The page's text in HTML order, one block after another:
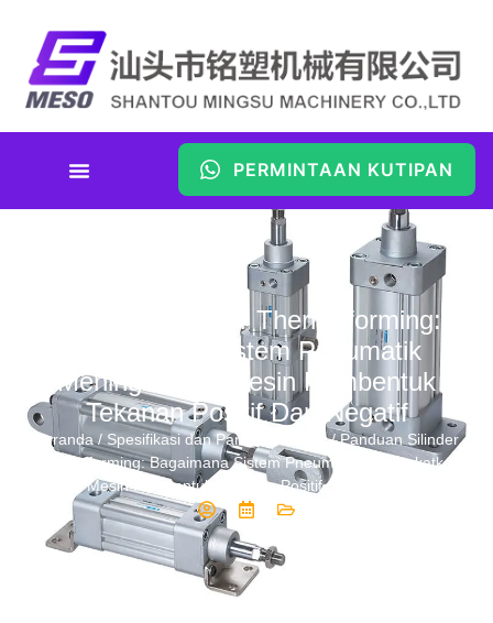
PERMINTAAN KUTIPAN
Panduan Silinder Thermoforming:
Bagaimana Sistem Pneumatik
Meningkatkan Mesin Pembentuk
Tekanan Positif Dan Negatif
Beranda/ Spesifikasi dan Panduan Teknis/ Panduan Silinder
Thermoforming: Bagaimana Sistem Pneumatik Meningkatkan
Mesin Pembentuk Tekanan Positif dan Negatif